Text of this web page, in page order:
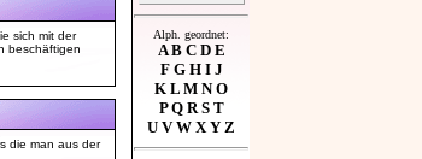
Alph. geordnet:
A B C D E
F G H I J
K L M N O
P Q R S T
U V W X Y Z